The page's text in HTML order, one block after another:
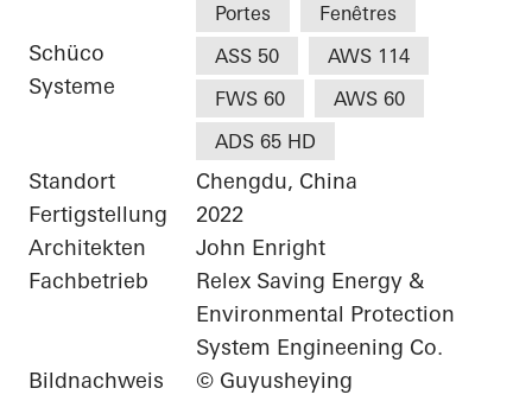
Portes
Fenêtres
Schüco
Systeme
ASS 50
AWS 114
FWS 60
AWS 60
ADS 65 HD
Standort
Chengdu, China
Fertigstellung
2022
Architekten
John Enright
Fachbetrieb
Relex Saving Energy &
Environmental Protection
System Engineening Co.
Bildnachweis
© Guyusheying